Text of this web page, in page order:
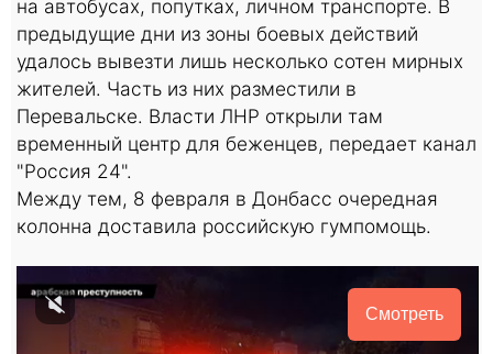
на автобусах, попутках, личном транспорте. В
предыдущие дни из зоны боевых действий
удалось вывезти лишь несколько сотен мирных
жителей. Часть из них разместили в
Перевальске. Власти ЛНР открыли там
временный центр для беженцев, передает канал
"Россия 24".
Между тем, 8 февраля в Донбасс очередная
колонна доставила российскую гумпомощь.
Смотреть